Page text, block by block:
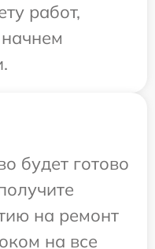
работ,
будет готово
на ремонт
на все